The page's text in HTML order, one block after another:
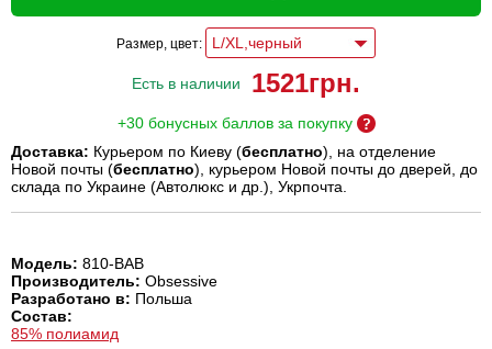
Размер, цвет:
Есть в наличии 1521грн.
+30 бонусных баллов за покупку
Доставка: Курьером по Киеву (бесплатно), на отделение
Новой почты (бесплатно), курьером Новой почты до дверей, до
склада по Украине (Автолюкс и др.), Укрпочта.
Модель: 810-BAB
Производитель: Obsessive
Разработано в: Польша
Состав:
85% полиамид